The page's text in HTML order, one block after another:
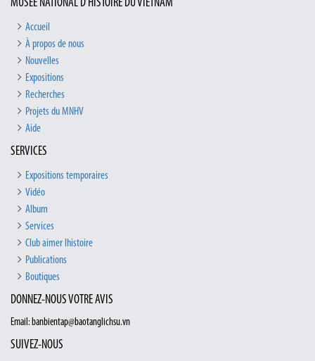
MUSÉE NATIONAL D’HISTOIRE DU VIETNAM
Accueil
À propos de nous
Nouvelles
Expositions
Recherches
Projets du MNHV
Aide
SERVICES
Expositions temporaires
Vidéo
Album
Services
Club aimer lhistoire
Publications
Boutiques
DONNEZ-NOUS VOTRE AVIS
Email: banbientap@baotanglichsu.vn
SUIVEZ-NOUS